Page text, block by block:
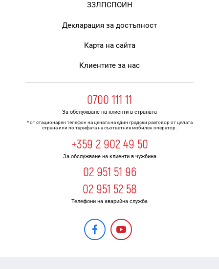
ЗЗЛПСПОИН
Декларация за достъпност
Карта на сайта
Клиентите за нас
0700 111 11
За обслужване на клиенти в страната
* от стационарен телефон на цената на един градски разговор от цялата
страна или по тарифата на съответния мобилен оператор.
+359 2 902 49 50
За обслужване на клиенти в чужбина
02 951 51 96
02 951 52 58
Телефони на аварийна служба